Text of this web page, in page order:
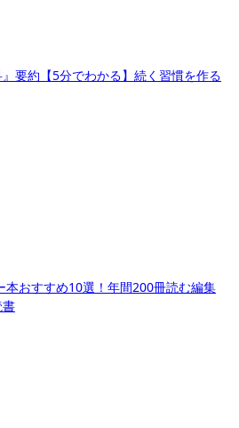
』要約【5分でわかる】続く習慣を作る
本おすすめ10選！年間200冊読む編集